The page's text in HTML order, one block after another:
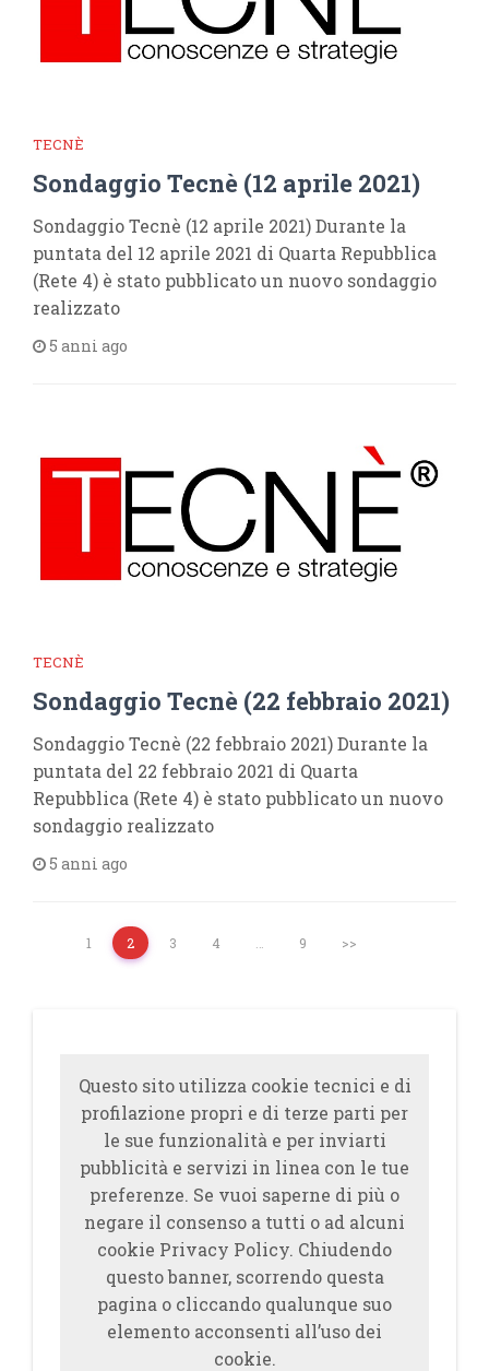
TECNÈ
Sondaggio Tecnè (12 aprile 2021)
Sondaggio Tecnè (12 aprile 2021) Durante la
puntata del 12 aprile 2021 di Quarta Repubblica
(Rete 4) è stato pubblicato un nuovo sondaggio
realizzato
5 anni ago
TECNÈ
Sondaggio Tecnè (22 febbraio 2021)
Sondaggio Tecnè (22 febbraio 2021) Durante la
puntata del 22 febbraio 2021 di Quarta
Repubblica (Rete 4) è stato pubblicato un nuovo
sondaggio realizzato
5 anni ago
1 2 3 4 9 >>
Questo sito utilizza cookie tecnici e di
profilazione propri e di terze parti per
le sue funzionalità e per inviarti
pubblicità e servizi in linea con le tue
preferenze. Se vuoi saperne di più o
negare il consenso a tutti o ad alcuni
cookie Privacy Policy. Chiudendo
questo banner, scorrendo questa
pagina o cliccando qualunque suo
elemento acconsenti all’uso dei
cookie.